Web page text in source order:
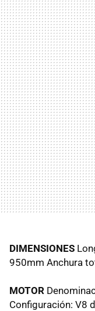
DIMENSIONES
950mm Anchura
MOTOR
Configuración: V8